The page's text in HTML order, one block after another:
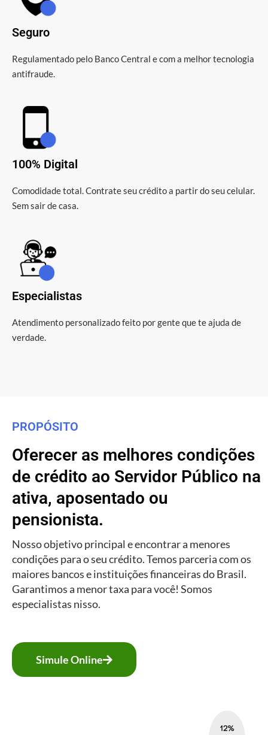
Seguro
Regulamentado pelo Banco Central e com a melhor tecnologia
antifraude.
100% Digital
Comodidade total. Contrate seu crédito a partir do seu celular.
Sem sair de casa.
Especialistas
Atendimento personalizado feito por gente que te ajuda de
verdade.
PROPÓSITO
Oferecer as melhores condições
de crédito ao Servidor Público na
ativa, aposentado ou
pensionista.
Nosso objetivo principal e encontrar a menores
condições para o seu crédito. Temos parceria com os
maiores bancos e instituições financeiras do Brasil.
Garantimos a menor taxa para você! Somos
especialistas nisso.
Simule Online